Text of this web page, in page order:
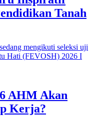
Tanah
AHM Akan
Kerja?